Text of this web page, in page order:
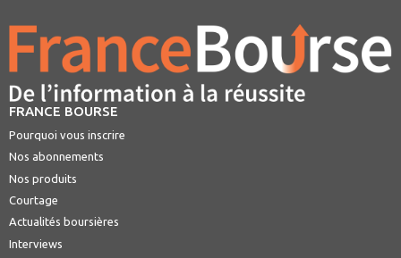
FRANCE BOURSE
Pourquoi vous inscrire
Nos abonnements
Nos produits
Courtage
Actualités boursières
Interviews